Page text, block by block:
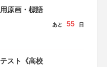
原画・標語
あと 55 日
スト《高校